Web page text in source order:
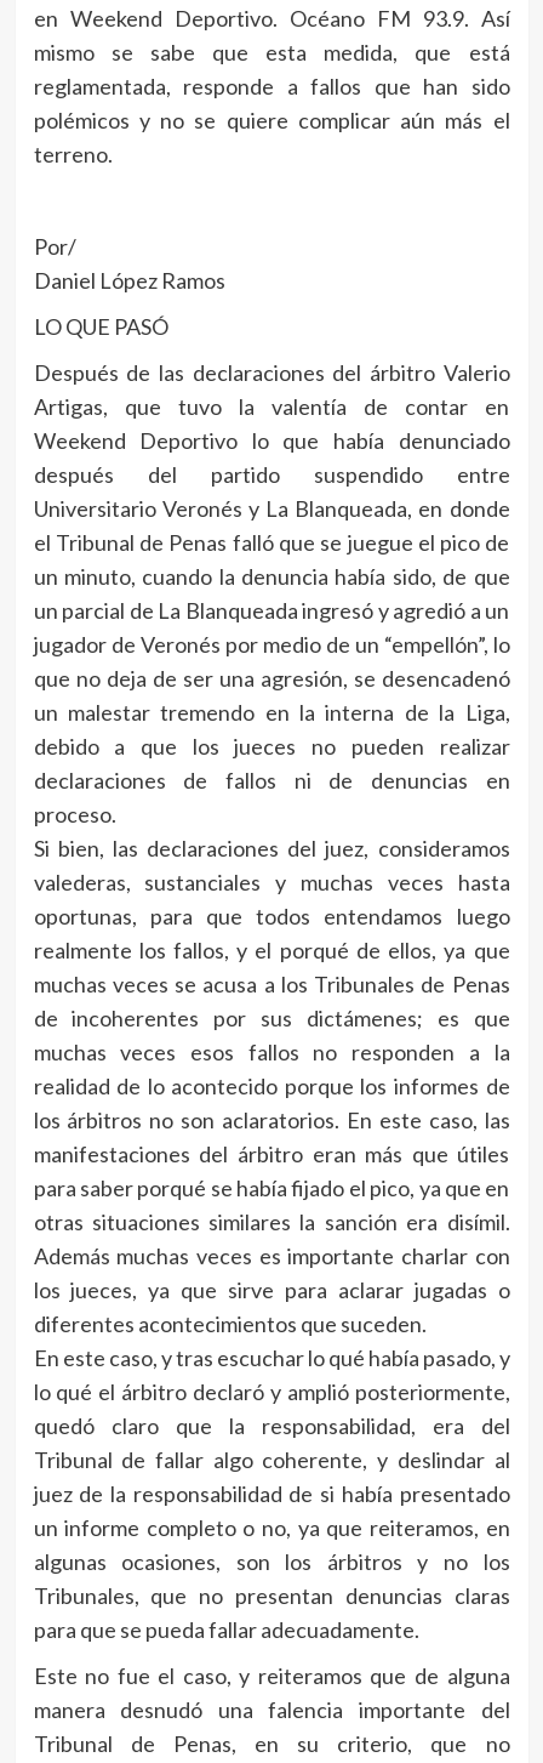
en Weekend Deportivo. Océano FM 93.9. Así
mismo se sabe que esta medida, que está
reglamentada, responde a fallos que han sido
polémicos y no se quiere complicar aún más el
terreno.
Por/
Daniel López Ramos
LO QUE PASÓ
Después de las declaraciones del árbitro Valerio
Artigas, que tuvo la valentía de contar en
Weekend Deportivo lo que había denunciado
después del partido suspendido entre
Universitario Veronés y La Blanqueada, en donde
el Tribunal de Penas falló que se juegue el pico de
un minuto, cuando la denuncia había sido, de que
un parcial de La Blanqueada ingresó y agredió a un
jugador de Veronés por medio de un “empellón”, lo
que no deja de ser una agresión, se desencadenó
un malestar tremendo en la interna de la Liga,
debido a que los jueces no pueden realizar
declaraciones de fallos ni de denuncias en
proceso.
Si bien, las declaraciones del juez, consideramos
valederas, sustanciales y muchas veces hasta
oportunas, para que todos entendamos luego
realmente los fallos, y el porqué de ellos, ya que
muchas veces se acusa a los Tribunales de Penas
de incoherentes por sus dictámenes; es que
muchas veces esos fallos no responden a la
realidad de lo acontecido porque los informes de
los árbitros no son aclaratorios. En este caso, las
manifestaciones del árbitro eran más que útiles
para saber porqué se había fijado el pico, ya que en
otras situaciones similares la sanción era disímil.
Además muchas veces es importante charlar con
los jueces, ya que sirve para aclarar jugadas o
diferentes acontecimientos que suceden.
En este caso, y tras escuchar lo qué había pasado, y
lo qué el árbitro declaró y amplió posteriormente,
quedó claro que la responsabilidad, era del
Tribunal de fallar algo coherente, y deslindar al
juez de la responsabilidad de si había presentado
un informe completo o no, ya que reiteramos, en
algunas ocasiones, son los árbitros y no los
Tribunales, que no presentan denuncias claras
para que se pueda fallar adecuadamente.
Este no fue el caso, y reiteramos que de alguna
manera desnudó una falencia importante del
Tribunal de Penas, en su criterio, que no